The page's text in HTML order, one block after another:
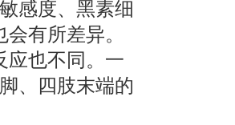
感度、黑素细
有所差异。
应也不同。一
、四肢末端的